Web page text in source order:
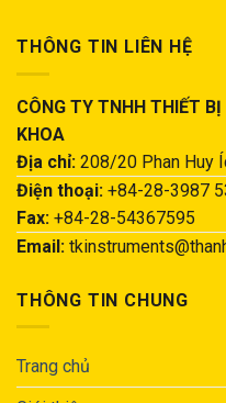
THÔNG TIN LIÊN HỆ
CÔNG TY TNHH THIẾT
KHOA
Địa chỉ: 208/20 Phan Huy
Điện thoại: +84-28-3987
Fax: +84-28-54367595
Email:
THÔNG TIN CHUNG
Trang chủ